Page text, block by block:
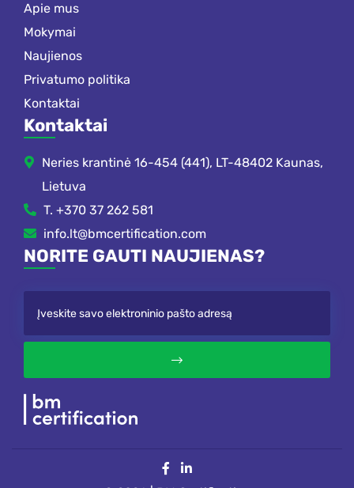
Apie mus
Mokymai
Naujienos
Privatumo politika
Kontaktai
Kontaktai
Neries krantinė 16-454 (441), LT-48402 Kaunas,
Lietuva
T. +370 37 262 581
info.lt@bmcertification.com
NORITE GAUTI NAUJIENAS?